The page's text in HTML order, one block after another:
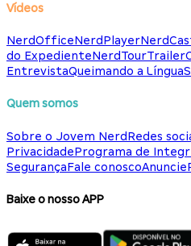
Vídeos
NerdOfficeNerdPlayer
do ExpedienteNerdTour
EntrevistaQueimando a Língua
Quem somos
Sobre o Jovem NerdRedes
PrivacidadePrograma de
SegurançaFale conoscoAnuncie
Baixe o nosso APP